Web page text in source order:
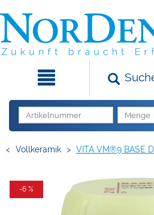
< Vollkeramik > VITA VM®9 BASE
-6 %